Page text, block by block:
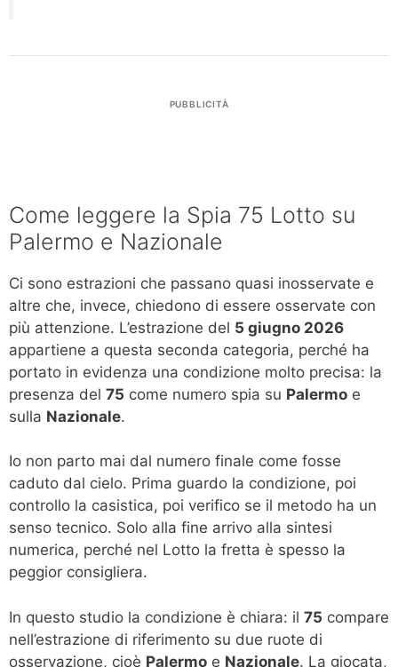
PUBBLICITÀ
Come leggere la Spia 75 Lotto su
Palermo e Nazionale
Ci sono estrazioni che passano quasi inosservate e
altre che, invece, chiedono di essere osservate con
più attenzione. L’estrazione del 5 giugno 2026
appartiene a questa seconda categoria, perché ha
portato in evidenza una condizione molto precisa: la
presenza del 75 come numero spia su Palermo e
sulla Nazionale.
Io non parto mai dal numero finale come fosse
caduto dal cielo. Prima guardo la condizione, poi
controllo la casistica, poi verifico se il metodo ha un
senso tecnico. Solo alla fine arrivo alla sintesi
numerica, perché nel Lotto la fretta è spesso la
peggior consigliera.
In questo studio la condizione è chiara: il 75 compare
nell’estrazione di riferimento su due ruote di
osservazione, cioè Palermo e Nazionale. La giocata,